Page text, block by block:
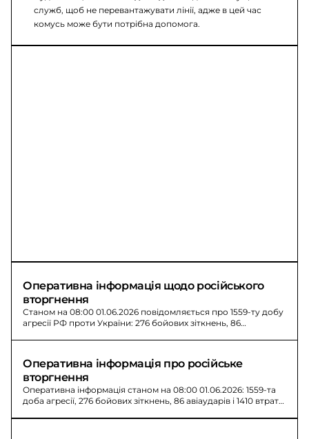
служб, щоб не перевантажувати лінії, адже в цей час
комусь може бути потрібна допомога.
Оперативна інформація щодо російського
вторгнення
Станом на 08:00 01.06.2026 повідомляється про 1559-ту добу
агресії РФ проти України: 276 бойових зіткнень, 86
Оперативна інформація про російське
вторгнення
Оперативна інформація станом на 08:00 01.06.2026: 1559-та
доба агресії, 276 бойових зіткнень, 86 авіаударів і 1410 втрат